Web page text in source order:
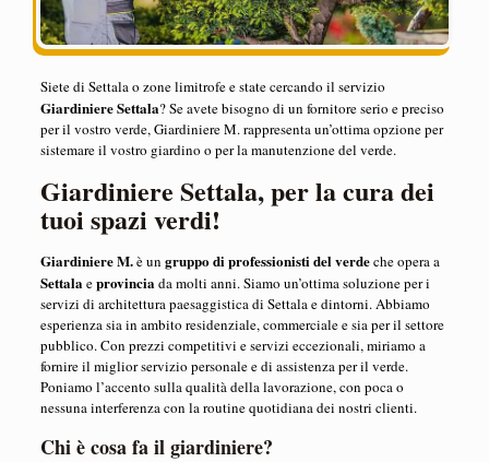
Siete di Settala o zone limitrofe e state cercando il servizio
Giardiniere Settala? Se avete bisogno di un fornitore serio e preciso
per il vostro verde, Giardiniere M. rappresenta un’ottima opzione per
sistemare il vostro giardino o per la manutenzione del verde.
Giardiniere Settala, per la cura dei
tuoi spazi verdi!
Giardiniere M.è un gruppo di professionisti del verdeche opera a
Settala eprovincia da molti anni. Siamo un’ottima soluzione per i
servizi di architettura paesaggistica di Settala e dintorni. Abbiamo
esperienza sia in ambito residenziale, commerciale e sia per il settore
pubblico. Con prezzi competitivi e servizi eccezionali, miriamo a
fornire il ​​miglior servizio personale e di assistenza per il verde.
Poniamo l’accento sulla qualità della lavorazione, con poca o
nessuna interferenza con la routine quotidiana dei nostri clienti.
Chi è cosa fa il giardiniere?